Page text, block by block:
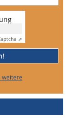
⇗
weitere